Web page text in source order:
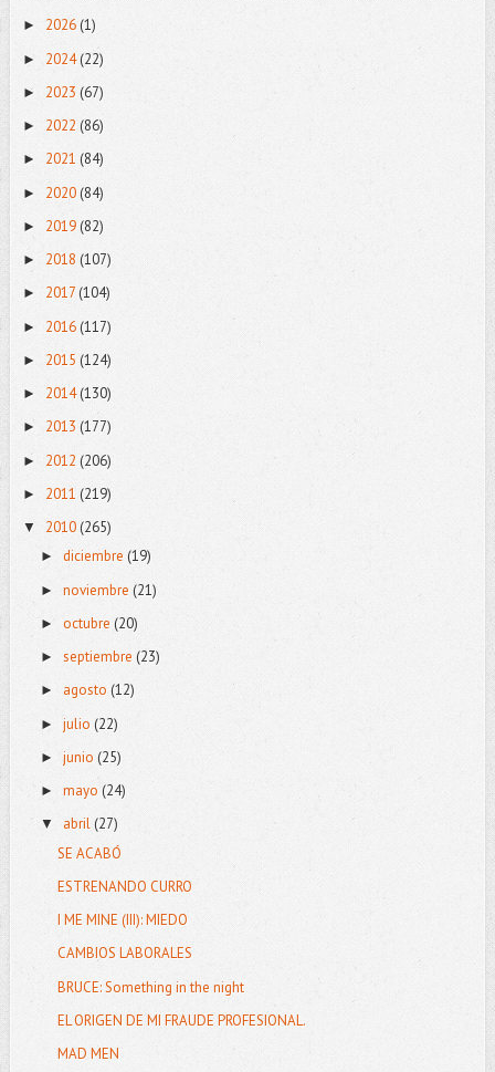
► 2026(1)
► 2024(22)
► 2023 (67)
► 2022 (86)
► 2021 (84)
► 2020 (84)
► 2019 (82)
► 2018 (107)
► 2017(104)
► 2016(117)
► 2015 (124)
► 2014(130)
► 2013 (177)
► 2012 (206)
► 2011 (219)
▼ 2010(265)
► diciembre (19)
► noviembre (21)
► octubre (20)
► septiembre (23)
► agosto (12)
► julio (22)
► junio (25)
► mayo (24)
▼ abril(27)
SE ACABÓ
ESTRENANDO CURRO
I ME MINE (III): MIEDO
CAMBIOS LABORALES
BRUCE: Something in the night
EL ORIGEN DE MI FRAUDE PROFESIONAL.
MAD MEN